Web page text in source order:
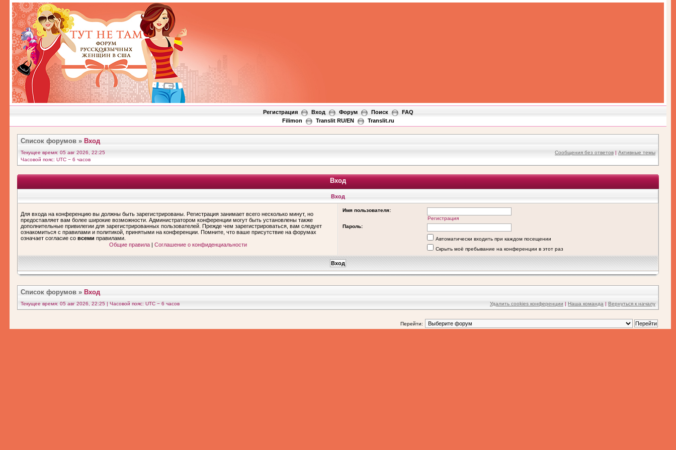
Регистрация Вход Форум Поиск
FAQ
Filimon
Translit RU/EN Translit.ru
Список форумов » Вход
Текущее время: 05 авг 2026, 22:25
Часовой пояс: UTC − 6 часов
Сообщения без ответов | Активные темы
Вход
Вход
Для входа на конференцию вы должны быть зарегистрированы. Регистрация занимает всего несколько минут, но
предоставляет вам более широкие возможности. Администратором конференции могут быть установлены также
дополнительные привилегии для зарегистрированных пользователей. Прежде чем зарегистрироваться, вам следует
ознакомиться с правилами и политикой, принятыми на конференции. Помните, что ваше присутствие на форумах
означает согласие со всеми правилами.
Общие правила| Соглашение о конфиденциальности
Имя пользователя:
Регистрация
Пароль:
Автоматически входить при каждом посещении
Скрыть моё пребывание на конференции в этот раз
Список форумов » Вход
Текущее время: 05 авг 2026, 22:25 | Часовой пояс: UTC − 6 часов Удалить cookies конференции | Наша команда | Вернуться к началу
Перейти: